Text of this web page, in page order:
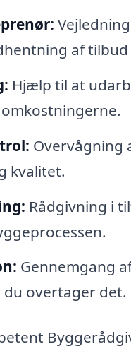
af
Hjælp til at
Overvågning
kvalitet.
Rådgivning i
Gennemgang
overtager det.